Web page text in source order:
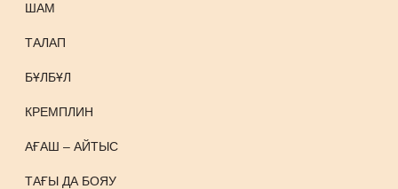
ШАМ
ТАЛАП
БҰЛБҰЛ
КРЕМПЛИН
АҒАШ – АЙТЫС
ТАҒЫ ДА БОЯУ